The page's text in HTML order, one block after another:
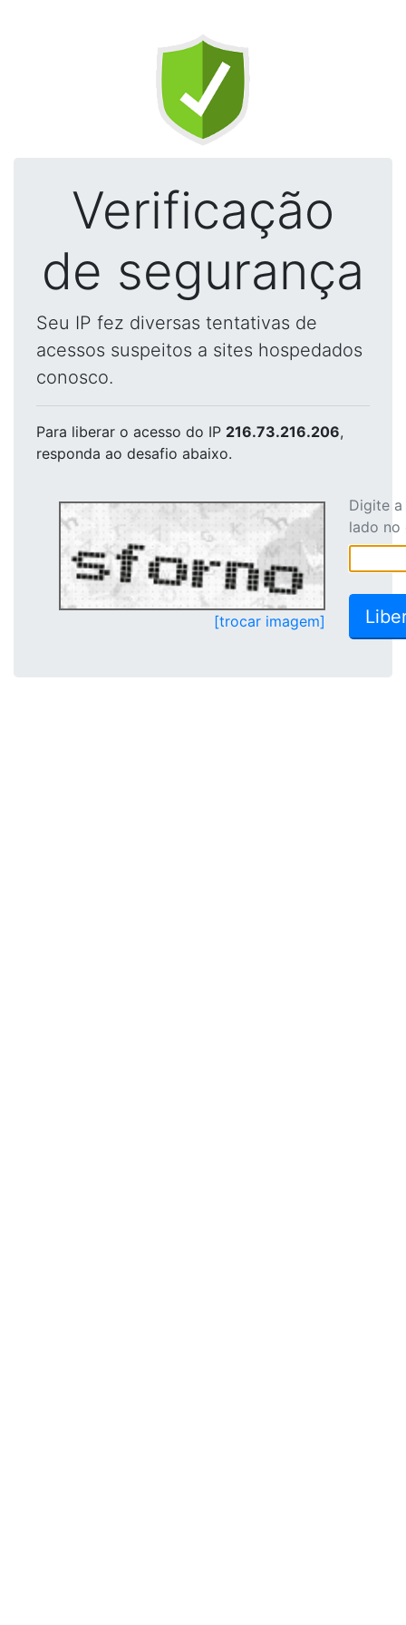
Verificação
de segurança
Seu IP fez diversas tentativas de
acessos suspeitos a sites hospedados
conosco.
Para liberar o acesso do IP 216.73.216.206,
responda ao desafio abaixo.
[trocar imagem]
Digite
lado no